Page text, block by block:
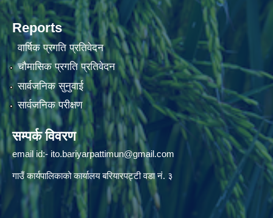
Reports
वार्षिक प्रगति प्रतिवेदन
चौमासिक प्रगति प्रतिवेदन
सार्वजनिक सुनुवाई
सार्वजनिक परीक्षण
सम्पर्क विवरण
email id:- ito.bariyarpattimun@gmail.com
गाउँ कार्यपालिकाको कार्यालय बरियारपट्टी वडा नं. ३